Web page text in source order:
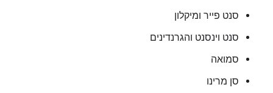
סנט פייר ומיקלון
סנט וינסנט והגרנדינים
סמואה
סן מרינו